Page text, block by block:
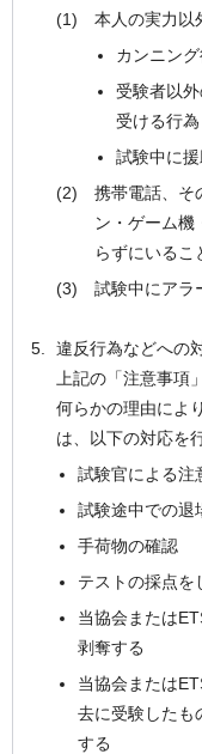
本人の実力以
カンニン
受験者以
受ける行為
試験中に
携帯電話、そ
ン・ゲーム機
らずにいるこ
試験中にアラ
違反行為などへの
上記の「注意事項
何らかの理由によ
は、以下の対応を
試験官による注
試験途中での退
手荷物の確認
テストの採点を
当協会または
剥奪する
当協会または
去に受験したも
する